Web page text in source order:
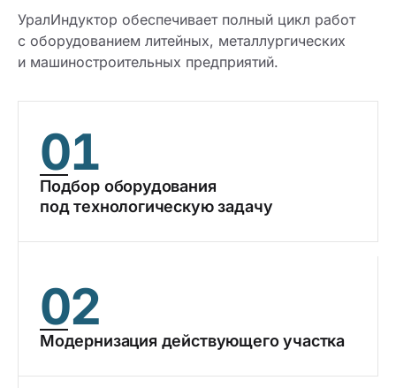
УралИндуктор обеспечивает полный цикл работ
с оборудованием литейных, металлургических
и машиностроительных предприятий.
01
Подбор оборудования
под технологическую задачу
02
Модернизация действующего участка